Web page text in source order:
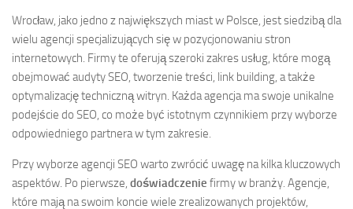
Wrocław, jako jedno z największych miast w Polsce, jest siedzibą dla
wielu agencji specjalizujących się w pozycjonowaniu stron
internetowych. Firmy te oferują szeroki zakres usług, które mogą
obejmować audyty SEO, tworzenie treści, link building, a także
optymalizację techniczną witryn. Każda agencja ma swoje unikalne
podejście do SEO, co może być istotnym czynnikiem przy wyborze
odpowiedniego partnera w tym zakresie.
Przy wyborze agencji SEO warto zwrócić uwagę na kilka kluczowych
aspektów. Po pierwsze, doświadczenie firmy w branży. Agencje,
które mają na swoim koncie wiele zrealizowanych projektów,